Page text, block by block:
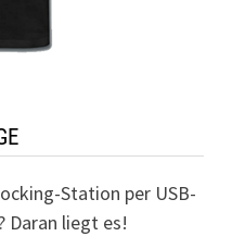
Station per USB-
Daran liegt es!